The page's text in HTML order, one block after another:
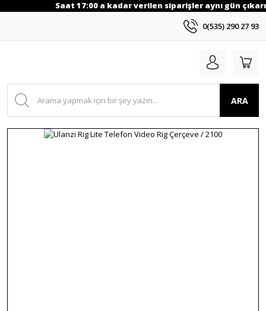
Saat 17:00 a kadar verilen siparişler aynı gün
0(535) 290 27 93
ARA